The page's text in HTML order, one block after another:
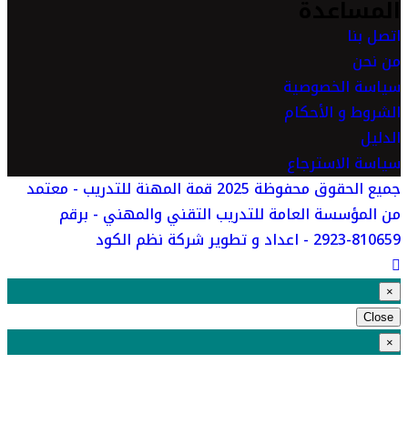
اتصل بنا
من نحن
سياسة الخصوصية
الشروط و الأحكام
الدليل
سياسة الاسترجاع
جميع الحقوق محفوظة 2025 قمة المهنة للتدريب - معتمد
من المؤسسة العامة للتدريب التقني والمهني - برقم
810659-2923 - اعداد و تطوير شركة نظم الكود
×
Close
×